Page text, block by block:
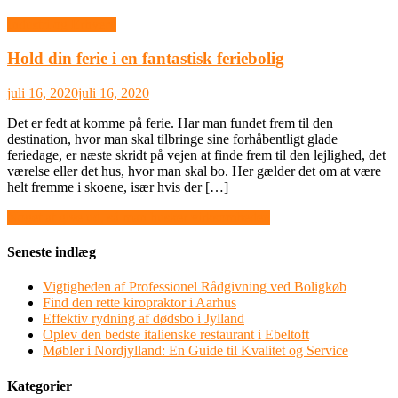
Hold din ferie i en fantastisk feriebolig
juli 16, 2020juli 16, 2020
Det er fedt at komme på ferie. Har man fundet frem til den
destination, hvor man skal tilbringe sine forhåbentligt glade
feriedage, er næste skridt på vejen at finde frem til den lejlighed, det
værelse eller det hus, hvor man skal bo. Her gælder det om at være
helt fremme i skoene, især hvis der […]
Indlægsnavigation
Seneste indlæg
Vigtigheden af Professionel Rådgivning ved Boligkøb
Find den rette kiropraktor i Aarhus
Effektiv rydning af dødsbo i Jylland
Oplev den bedste italienske restaurant i Ebeltoft
Møbler i Nordjylland: En Guide til Kvalitet og Service
Kategorier